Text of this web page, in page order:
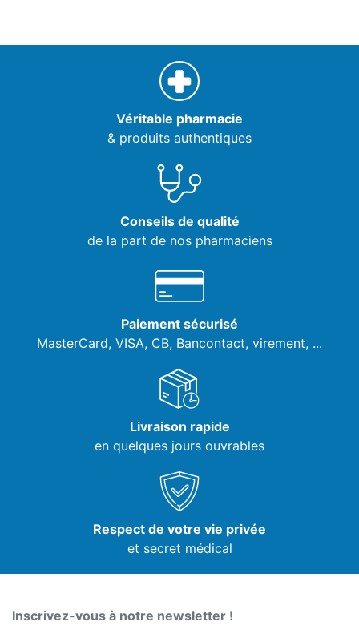
Véritable pharmacie
& produits authentiques
Conseils de qualité
de la part de nos pharmaciens
Paiement sécurisé
MasterCard, VISA, CB, Bancontact, virement, ...
Livraison rapide
en quelques jours ouvrables
Respect de votre vie privée
et secret médical
Inscrivez-vous à notre newsletter !